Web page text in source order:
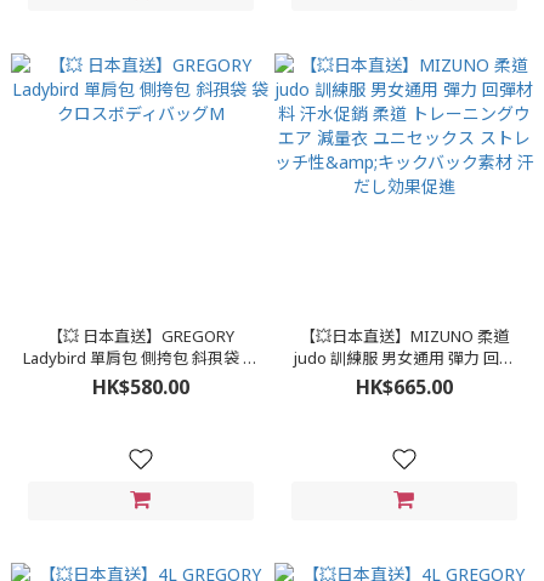
【💥 日本直送】GREGORY
Ladybird 單肩包 側挎包 斜孭袋 袋
クロスボディバッグM
HK$580.00
【💥日本直送】MIZUNO 柔道
judo 訓練服 男女通用 彈力 回彈
材料 汗水促銷 柔道 トレーニング
ウエア 減量衣 ユニセックス スト
し効果促進
HK$665.00